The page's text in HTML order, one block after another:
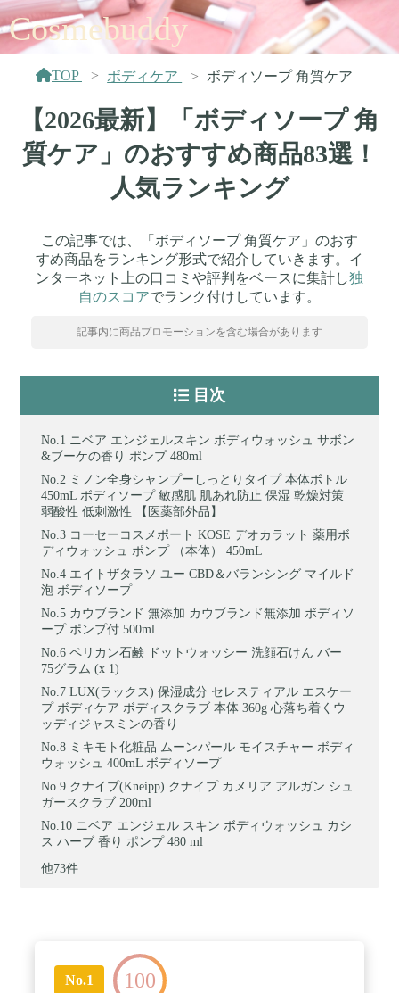
Cosmebuddy
TOP ボディケア ボディソープ 角質ケア
【2026最新】「ボディソープ 角
質ケア」のおすすめ商品83選！
人気ランキング
この記事では、「ボディソープ 角質ケア」のおす
すめ商品をランキング形式で紹介していきます。イ
ンターネット上の口コミや評判をベースに集計し独
自のスコアでランク付けしています。
記事内に商品プロモーションを含む場合があります
目次
ニベア エンジェルスキン ボディウォッシュ サボン
&ブーケの香り ポンプ 480ml
ミノン全身シャンプーしっとりタイプ 本体ボトル
450mL ボディソープ 敏感肌 肌あれ防止 保湿 乾燥対策
弱酸性 低刺激性 【医薬部外品】
コーセーコスメポート KOSE デオカラット 薬用ボ
ディウォッシュ ポンプ （本体） 450mL
エイトザタラソ ユー CBD＆バランシング マイルド
泡 ボディソープ
カウブランド 無添加 カウブランド無添加 ボディソ
ープ ポンプ付 500ml
ペリカン石鹸 ドットウォッシー 洗顔石けん バー
75グラム (x 1)
LUX(ラックス) 保湿成分 セレスティアル エスケー
プ ボディケア ボディスクラブ 本体 360g 心落ち着くウ
ッディジャスミンの香り
ミキモト化粧品 ムーンパール モイスチャー ボディ
ウォッシュ 400mL ボディソープ
クナイプ(Kneipp) クナイプ カメリア アルガン シュ
ガースクラブ 200ml
ニベア エンジェル スキン ボディウォッシュ カシ
ス ハーブ 香り ポンプ 480 ml
他73件
No.1 100